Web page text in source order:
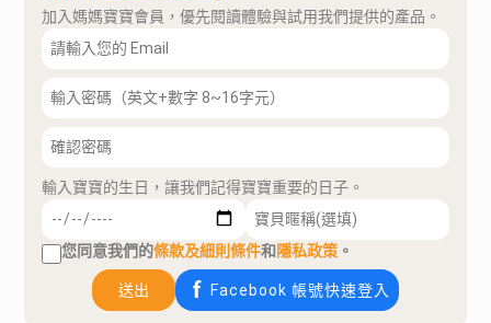
加入媽媽寶寶會員，優先閱讀體驗與試用我們提供的產品。
輸入寶寶的生日，讓我們記得寶寶重要的日子。
您同意我們的條款及細則條件和隱私政策 。
送出 Facebook 帳號快速登入